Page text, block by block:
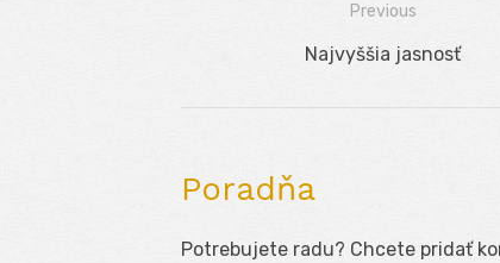
Navigácia
Previous
Previous
Najvyššia jasnosť
Poradňa
Potrebujete radu? Chcete pridať